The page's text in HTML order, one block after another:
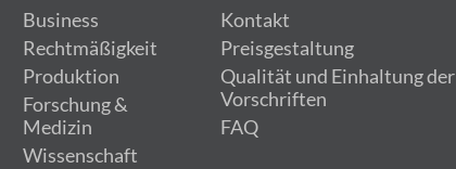
Business
Rechtmäßigkeit
Produktion
Forschung &
Medizin
Wissenschaft
Kontakt
Preisgestaltung
Qualität und Einhaltung der
Vorschriften
FAQ